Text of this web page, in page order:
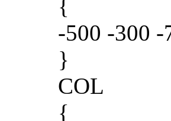
{
-500 -300 -
}
COL
{